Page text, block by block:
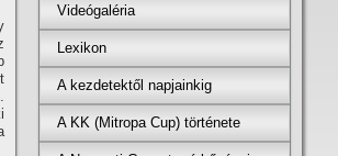
Videógaléria
Lexikon
A kezdetektől napjainkig
A KK (Mitropa Cup) története